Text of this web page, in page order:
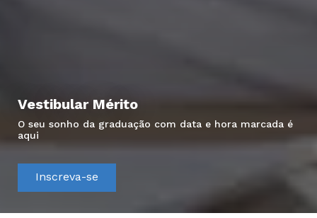
Vestibular Mérito
O seu sonho da graduação com data e hora marcada é
aqui
Inscreva-se
Precisa de mais informações sobre o curso,